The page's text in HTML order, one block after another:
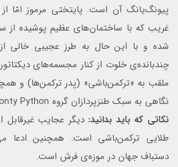
پیونگ‌یانگ آن است. پایتختی مرموز امّا
غریب که با ساختمان‌های عظیم پوشیده از
شده و با این حال به طرز عجیبی خالی
چندبانده‌ی خلوت از کنار مجسمه‌های
ملقب به «ترکمن‌باشی» (پدر ترکمن‌ها) و
نگاهی به سبک طنزپردازان گروه Monty Python دارد، عبور می‌کنند.
نکاتی که باید بدانید: دیگر عجایب
طلایی ترکمن‌باشی است. همچنین ادعا
دستباف جهان در موزه‌ی فرش است.